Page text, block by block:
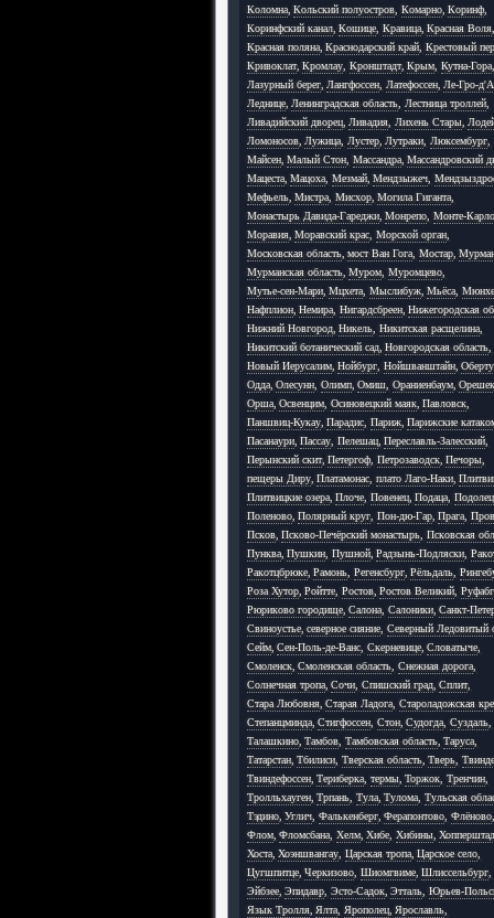
Коломна, Кольский полуостров, Комарно, Коринф,
Коринфский канал, Кошице, Кравица, Красная Воля
Красная поляна, Краснодарский край, Крестовый
Кривоклат, Кромлау Кронштадт, Крым Кутна-Гора,
Лазурный берег, Лангфоссен Латефоссен, Ле-Гро-
Леднице, Ленинградская область Лестница троллей,
Ливадийский дворец, Ливадия, Лихень Стары,
Ломоносов, Лужица Лустер, Лутраки Люксембург,
Майсен, Малый Стон Массандра, Массандровский
Мацеста, Мацоха Мезмай, Мендзыжеч,
Мефьель, Мистра Мисхор, Могила Гиганта
Монастырь Давида-Гареджи, Монрепо Монте-Карло
Моравия, Моравский крас Морской орган,
Московская область, мост Ван Гога Мостар,
Мурманская область, Муром Муромцево,
Мутье-сен-Мари, Мцхета Мыслибуж, Мьёса
Нафплион, Немира Нигардсбреен, Нижегородская
Нижний Новгород, Никель Никитская расщелина,
Никитский ботанический сад, Новгородская область
Новый Иерусалим, Нойбург Нойшванштайн,
Одда, Олесунн Олимп, Омиш, Ораниенбаум,
Орша, Освенцим Осиновецкий маяк, Павловск
Паншвиц-Кукау, Парадис Париж, Парижские
Пасанаури, Пассау Пелешац, Переславль-Залесский,
Перынский скит, Петергоф, Петрозаводск, Печоры,
пещеры Диру, Платамонас плато Лаго-Наки,
Плитвицкие озера, Плоче, Повенец, Подаца Подолец
Поленово, Полярный круг Пон-дю-Гар, Прага
Псков, Псково-Печёрский монастырь Псковская
Пунква, Пушкин Пушной, Радзынь-Подляски
Ракотцбрюке, Рамонь Регенсбург, Рёльдаль
Роза Хутор, Ройтте, Ростов, Ростов Великий,
Рюриково городище, Салона Салоники, Санкт-
Свиноустье, северное сияние, Северный Ледовитый
Сейм, Сен-Поль-де-Ванс Скерневице, Словатыче,
Смоленск, Смоленская область Снежная дорога,
Солнечная тропа, Сочи Спишский град, Сплит,
Стара Любовня, Старая Ладога Староладожская
Степанцминда, Стигфоссен Стон, Судогда Суздаль,
Талашкино, Тамбов, Тамбовская область, Таруса
Татарстан, Тбилиси Тверская область, Тверь Твинде
Твиндефоссен, Териберка термы, Торжок Тренчин,
Тролльхауген, Трпань Тула, Тулома Тульская
Тэдино, Углич, Фалькенберг, Ферапонтово Флёново,
Флом, Фломсбана Хелм, Хибе, Хибины,
Хоста, Хоэншвангау Царская тропа, Царское село
Цугшпитце, Черкизово Шиомгвиме, Шлиссельбург
Эйбзее, Эпидавр Эсто-Садок, Этталь Юрьев-
Язык Тролля, Ялта Ярополец, Ярославль